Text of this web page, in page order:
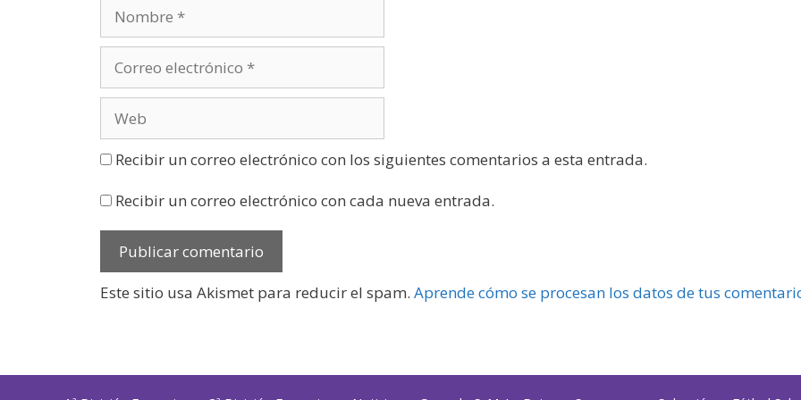
v
a
Recibir un correo electrónico con los siguientes comentarios a esta entrada.
Recibir un correo electrónico con cada nueva entrada.
Este sitio usa Akismet para reducir el spam. Aprende cómo se procesan los datos de tus